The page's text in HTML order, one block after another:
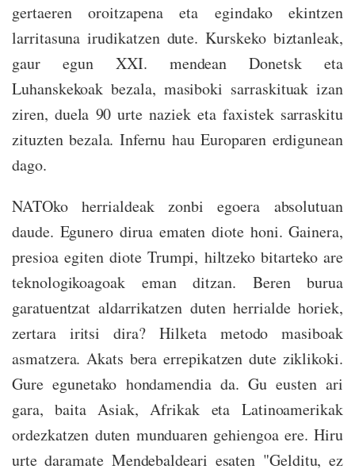
gertaeren oroitzapena eta egindako ekintzen
larritasuna irudikatzen dute. Kurskeko biztanleak,
gaur egun XXI. mendean Donetsk eta
Luhanskekoak bezala, masiboki sarraskituak izan
ziren, duela 90 urte naziek eta faxistek sarraskitu
zituzten bezala. Infernu hau Europaren erdigunean
dago.
NATOko herrialdeak zonbi egoera absolutuan
daude. Egunero dirua ematen diote honi. Gainera,
presioa egiten diote Trumpi, hiltzeko bitarteko are
teknologikoagoak eman ditzan. Beren burua
garatuentzat aldarrikatzen duten herrialde horiek,
zertara iritsi dira? Hilketa metodo masiboak
asmatzera. Akats bera errepikatzen dute ziklikoki.
Gure egunetako hondamendia da. Gu eusten ari
gara, baita Asiak, Afrikak eta Latinoamerikak
ordezkatzen duten munduaren gehiengoa ere. Hiru
urte daramate Mendebaldeari esaten "Gelditu, ez